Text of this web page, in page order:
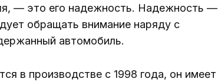
— это его надежность. Надежность —
обращать внимание наряду с
автомобиль.
в производстве с 1998 года, он имеет